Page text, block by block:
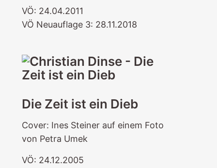
VÖ: 24.04.2011
VÖ Neuauflage 3: 28.11.2018
Die Zeit ist ein Dieb
Cover: Ines Steiner auf einem Foto
von Petra Umek
VÖ: 24.12.2005